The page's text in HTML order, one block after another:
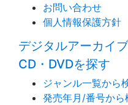
お問い合わせ
個人情報保護方針
デジタルアーカイブ
CD・DVDを探す
ジャンル一覧から
発売年月/番号から